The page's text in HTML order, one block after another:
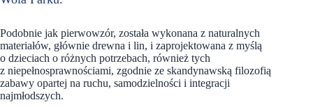
Podobnie jak pierwowzór, została wykonana z naturalnych
materiałów, głównie drewna i lin, i zaprojektowana z myślą
o dzieciach o różnych potrzebach, również tych
z niepełnosprawnościami, zgodnie ze skandynawską filozofią
zabawy opartej na ruchu, samodzielności i integracji
najmłodszych.